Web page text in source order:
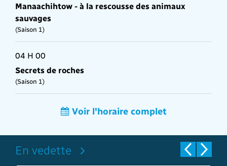
Manaachihtow - à la rescousse des animaux
sauvages
(Saison 1)
04 H 00
Secrets de roches
(Saison 1)
Voir l'horaire complet
En vedette